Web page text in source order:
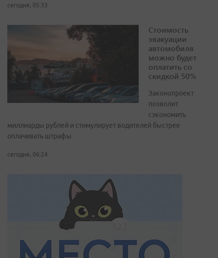
сегодня, 05:33
Стоимость
эвакуации
автомобиля
можно будет
оплатить со
скидкой 50%
Законопроект
позволит
сэкономить
миллиарды рублей и стимулирует водителей быстрее
оплачивать штрафы
сегодня, 06:24